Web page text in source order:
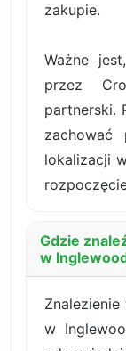
zakupie.
Ważne
przez
partnerski.
lokalizacji
Gdzie
w
w